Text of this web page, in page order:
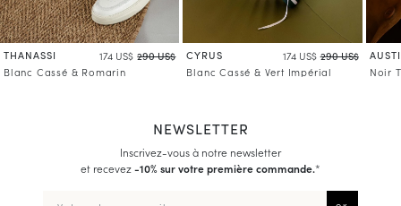
THANASSI 174 US$ 290 US$
Blanc Cassé & Romarin
CYRUS 174 US$ 290 US$
Blanc Cassé & Vert Impérial
Noir
NEWSLETTER
Inscrivez-vous à notre newsletter
et recevez-10% sur votre première commande.*